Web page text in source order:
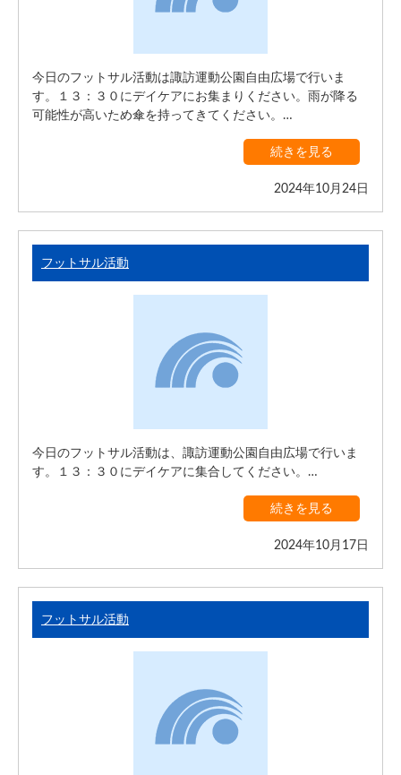
今日のフットサル活動は諏訪運動公園自由広場で行いま
す。１３：３０にデイケアにお集まりください。雨が降る
可能性が高いため傘を持ってきてください。…
続きを見る
2024年10月24日
フットサル活動
今日のフットサル活動は、諏訪運動公園自由広場で行いま
す。１３：３０にデイケアに集合してください。…
続きを見る
2024年10月17日
フットサル活動